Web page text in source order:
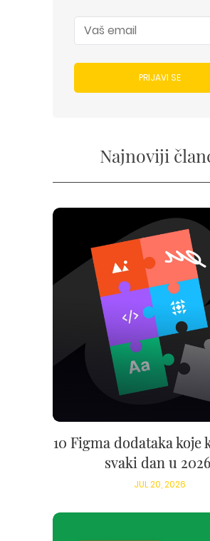
PRIJAVI SE
Najnoviji
10 Figma dodataka koje
svaki dan u
JUL 20, 2026